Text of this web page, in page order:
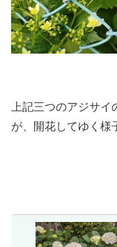
上記三つのアジサ
が、開花してゆく様